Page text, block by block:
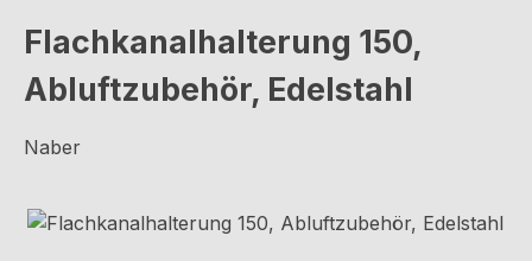
Flachkanalhalterung 150,
Abluftzubehör, Edelstahl
Naber
Bildergalerie überspringen